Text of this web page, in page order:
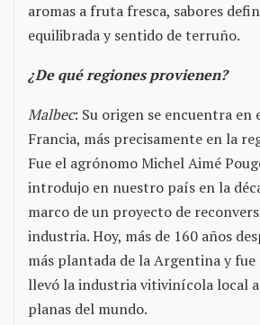
aromas a fruta fresca, sabores
equilibrada y sentido de terruño.
¿De qué regiones provienen?
Malbec: Su origen se encuentra en
Francia, más precisamente en la
Fue el agrónomo Michel Aimé
introdujo en nuestro país en la
marco de un proyecto de
industria. Hoy, más de 160 años
más plantada de la Argentina y fue
llevó la industria vitivinícola local
planas del mundo.